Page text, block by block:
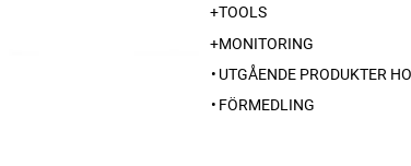
TOOLS
MONITORING
UTGÅENDE PRODUKTER HOS
FÖRMEDLING